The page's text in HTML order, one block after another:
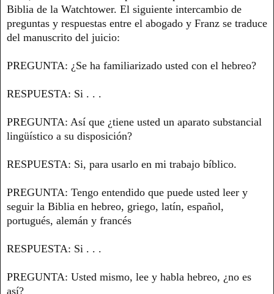
Biblia de la Watchtower. El siguiente intercambio de
preguntas y respuestas entre el abogado y Franz se traduce
del manuscrito del juicio:
PREGUNTA: ¿Se ha familiarizado usted con el hebreo?
RESPUESTA: Si . . .
PREGUNTA: Así que ¿tiene usted un aparato substancial
lingüístico a su disposición?
RESPUESTA: Si, para usarlo en mi trabajo bíblico.
PREGUNTA: Tengo entendido que puede usted leer y
seguir la Biblia en hebreo, griego, latín, español,
portugués, alemán y francés
RESPUESTA: Si . . .
PREGUNTA: Usted mismo, lee y habla hebreo, ¿no es
así?